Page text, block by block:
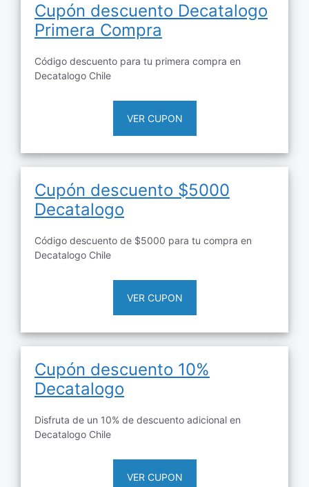
Cupón descuento Decatalogo
Primera Compra
Código descuento para tu primera compra en
Decatalogo Chile
VER CUPON
Cupón descuento $5000
Decatalogo
Código descuento de $5000 para tu compra en
Decatalogo Chile
VER CUPON
Cupón descuento 10%
Decatalogo
Disfruta de un 10% de descuento adicional en
Decatalogo Chile
VER CUPON